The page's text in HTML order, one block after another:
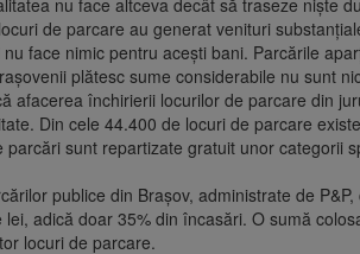
nu face altceva decât să traseze niște
de parcare au generat venituri
face nimic pentru acești bani. Parcările
plătesc sume considerabile nu sunt
afacerea închirierii locurilor de parcare din
Din cele 44.400 de locuri de parcare
sunt repartizate gratuit unor categorii
publice din Brașov, administrate de
adică doar 35% din încasări. O sumă
locuri de parcare.